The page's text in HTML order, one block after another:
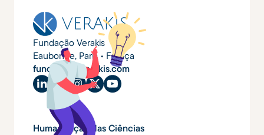
Fundação Verakis
Eaubonne, Paris • França
fundacao@verakis.com
Humanização das Ciências